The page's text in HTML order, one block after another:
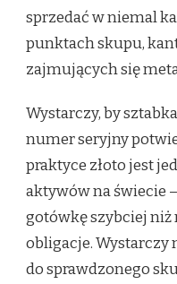
sprzedać w niemal
punktach skupu,
zajmujących się
Wystarczy, by
numer seryjny
praktyce złoto jest
aktywów na świecie
gotówkę szybciej niż
obligacje. Wystarczy
do sprawdzonego